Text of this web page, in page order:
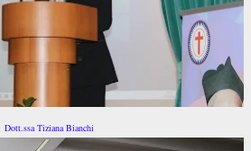
Dott.ssa Tiziana Bianchi